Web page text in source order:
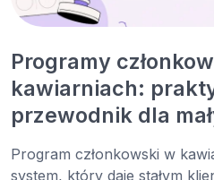
Programy
kawiarniach:
przewodnik dla
Program członkowski w
system, który daje stałym